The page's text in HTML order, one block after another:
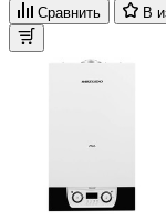
Сравнить В